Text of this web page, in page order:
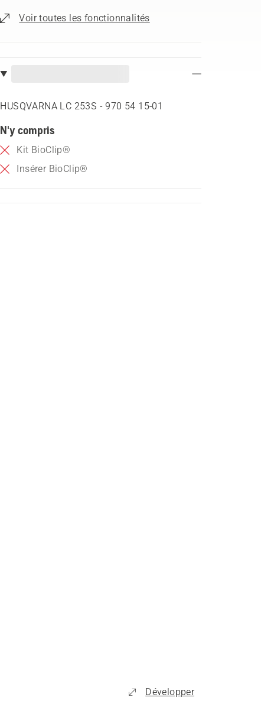
Voir toutes les fonctionnalités
HUSQVARNA LC 253S - 970 54 15‑01
N'y compris
Kit BioClip®
Insérer BioClip®
Développer